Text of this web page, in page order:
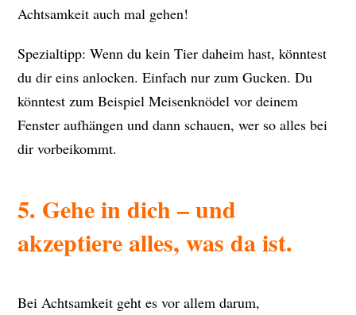
Achtsamkeit auch mal gehen!
Spezialtipp: Wenn du kein Tier daheim hast, könntest
du dir eins anlocken. Einfach nur zum Gucken. Du
könntest zum Beispiel Meisenknödel vor deinem
Fenster aufhängen und dann schauen, wer so alles bei
dir vorbeikommt.
5. Gehe in dich – und
akzeptiere alles, was da ist.
Bei Achtsamkeit geht es vor allem darum,